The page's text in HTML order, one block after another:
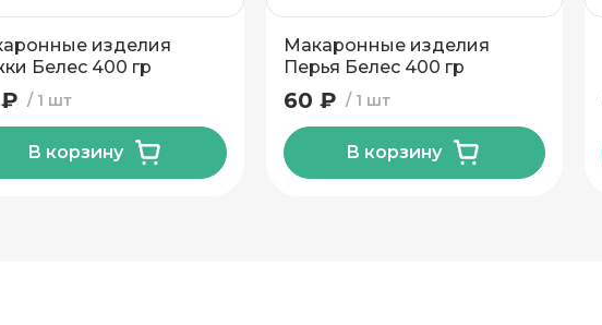
изделия
Белес 400 гр
1 шт
В корзину
Макаронные изделия
Перья Белес 400 гр
1 шт
60 ₽
В корзину